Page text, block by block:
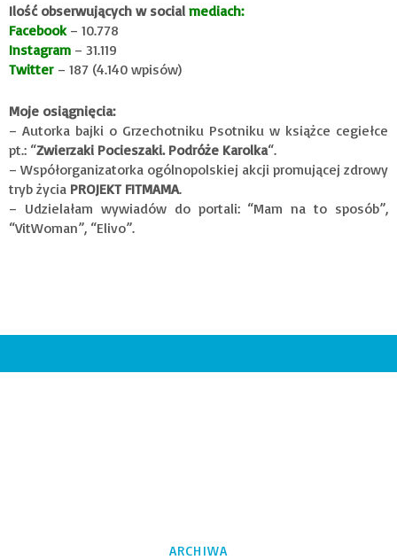
Ilość obserwujących w social mediach:
Facebook– 10.778
Instagram – 31.119
Twitter– 187 (4.140 wpisów)
Moje osiągnięcia:
– Autorka bajki o Grzechotniku Psotniku w książce cegiełce
pt.: “Zwierzaki Pocieszaki. Podróże Karolka“.
– Współorganizatorka ogólnopolskiej akcji promującej zdrowy
tryb życia PROJEKT FITMAMA.
– Udzielałam wywiadów do portali: “Mam na to sposób”,
“VitWoman”, “Elivo”.
ARCHIWA